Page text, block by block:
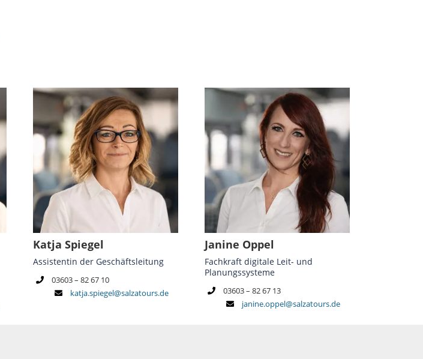
Katja Spiegel
Assistentin der Geschäftsleitung
03603 – 82 67 10
katja.spiegel@salzatours.de
Janine Oppel
Fachkraft digitale Leit- und
Planungssysteme
03603 – 82 67 13
janine.oppel@salzatours.de